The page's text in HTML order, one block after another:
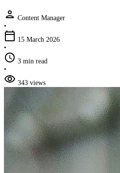
person Content Manager
•
calendar_today 15 March 2026
•
schedule 3 min read
•
visibility 343 views